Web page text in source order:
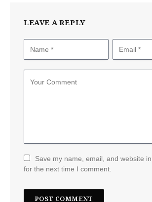
LEAVE A REPLY
Save my name, email, and website
for the next time I comment.